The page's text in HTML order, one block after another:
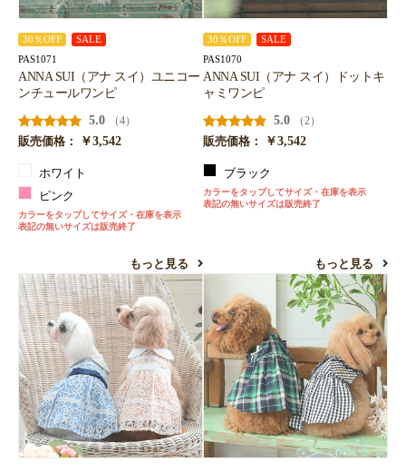
30％OFF SALE
PAS1071
ANNA SUI（アナ スイ）ユニコー
ンチュールワンピ
5.0
（4）
販売価格：
￥3,542
ホワイト
ピンク
カラーをタップしてサイズ・在庫を表示
表記の無いサイズは販売終了
もっと見る
30％OFF SALE
PAS1070
ANNA SUI（アナ スイ）ドットキ
ャミワンピ
5.0
（2）
販売価格：
￥3,542
ブラック
カラーをタップしてサイズ・在庫を表示
表記の無いサイズは販売終了
もっと見る